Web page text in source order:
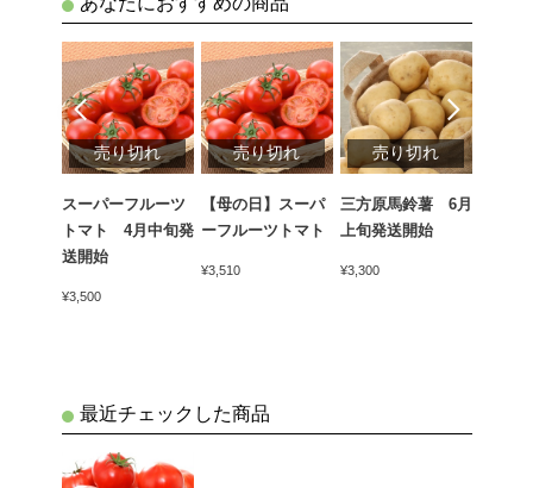
売り切れ
スーパーフルーツ
トマト 4月中旬発
送開始
¥3,500
売り切れ
【母の日】スーパ
ーフルーツトマト
¥3,510
売り切れ
三方原馬鈴薯 6月
上旬発送開始
¥3,300
最近チェックした商品